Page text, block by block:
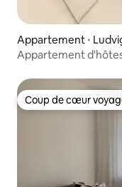
Appartement ⋅
Appartement
Coup de cœur
Coup de cœur